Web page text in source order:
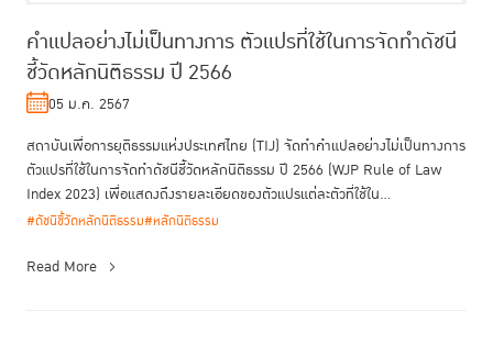
คำแปลอย่างไม่เป็นทางการ ตัวแปรที่ใช้ในการจัดทำดัชนี
ชี้วัดหลักนิติธรรม ปี 2566
05 ม.ค. 2567
สถาบันเพื่อการยุติธรรมแห่งประเทศไทย (TIJ) จัดทำคำแปลอย่างไม่เป็นทางการ
ตัวแปรที่ใช้ในการจัดทำดัชนีชี้วัดหลักนิติธรรม ปี 2566 (WJP Rule of Law
Index 2023) เพื่อแสดงถึงรายละเอียดของตัวแปรแต่ละตัวที่ใช้ใน...
#ดัชนีชี้วัดหลักนิติธรรม#หลักนิติธรรม
Read More